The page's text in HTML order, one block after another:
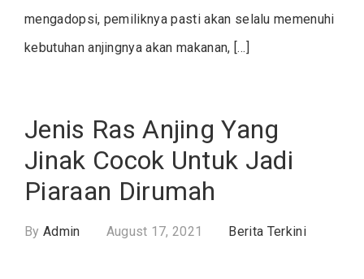
mengadopsi, pemiliknya pasti akan selalu memenuhi
kebutuhan anjingnya akan makanan, […]
Jenis Ras Anjing Yang
Jinak Cocok Untuk Jadi
Piaraan Dirumah
By Admin August 17, 2021 Berita Terkini